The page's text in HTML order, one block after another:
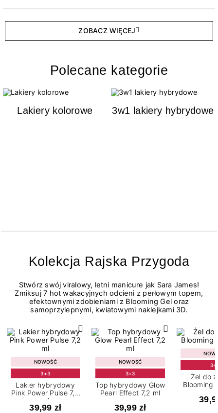
ZOBACZ WIĘCEJ
Polecane kategorie
Lakiery kolorowe 3w1 lakiery hybrydowe
Kolekcja Rajska Przygoda
Stwórz swój viralowy, letni manicure jak Sara James!
Zmiksuj 7 hot wakacyjnych odcieni z perłowym topem,
efektownymi zdobieniami z Blooming Gel oraz
samoprzylepnymi, kwiatowymi naklejkami 3D.
NOWOŚĆ
3+3
Lakier hybrydowy
Pink Power Pulse 7,2
ml
39,99 zł
NOWOŚĆ
3+3
Top hybrydowy Glow
Pearl Effect 7,2 ml
39,99 zł
Żel do
Blooming